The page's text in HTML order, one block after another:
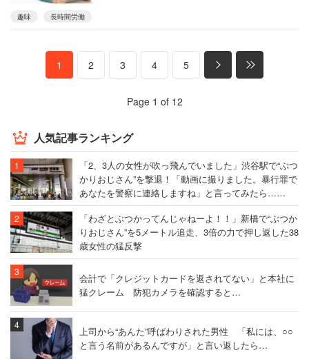
趣味 長時間労働
1 2 3 4 5
Page 1 of 12
人気記事ランキング
「2、3人の女性が吹っ飛んでいました」渋谷駅で“ぶつ
かりおじさん”を撃退！「動画に撮りました。暴行罪で
あなたを警察に連絡しますね」と言ってみたら……
「わざとぶつかってんじゃねーよ！！」新橋で“ぶつか
りおじさん”を5メートル追走、3倍の力で押し返した38
歳女性の猛反撃
会計で「クレジットカードを返されてない」と本社に
猛クレーム 防犯カメラを確認すると…
上司から“あんた”呼ばわりされた男性 「私には、○○
と言う名前があるんですが」と言い返したら…